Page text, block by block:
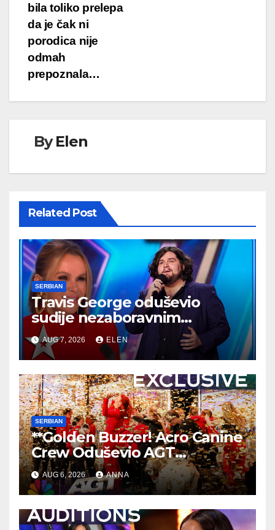
bila toliko prelepa
da je čak ni
porodica nije
odmah
prepoznala…
ByElen
Related Post
SERBIAN
Travis George oduševio
sudije nezaboravnim
nastupom
AUG 7, 2026 ELEN
SERBIAN
**Golden Buzzer! Acro Canine
Crew Oduševio AGT
Nezaboravnim Nastupom
**
AUG 6, 2026 ANNA